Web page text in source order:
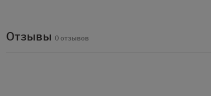
Отзывы 0 отзывов